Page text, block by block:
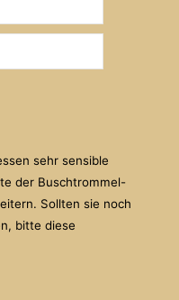
sehr sensible
der Buschtrommel-
Sollten sie noch
bitte diese